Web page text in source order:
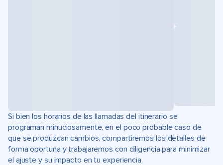
Si bien los horarios de las llamadas del itinerario se
programan minuciosamente, en el poco probable caso de
que se produzcan cambios, compartiremos los detalles de
forma oportuna y trabajaremos con diligencia para minimizar
el ajuste y su impacto en tu experiencia.